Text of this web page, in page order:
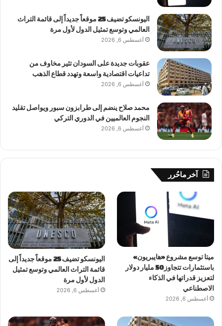
اليونسكو تضيف 25 موقعاً جديداً إلى قائمة التراث
العالمي وتوسع تمثيل الدول لأول مرة
أغسطس 6, 2026
عقوبات جديدة على السودان تثير مخاوف من
تداعيات اقتصادية واسعة وتهدد قطاع الذهب
أغسطس 6, 2026
محمد صلاح ينضم إلى طرابزون سبور ويواصل تقليد
النجوم العالميين في الدوري التركي
أغسطس 6, 2026
آخر ماحُرر
ميتا توسع مشروع «هايبريون»
باستثمارات تتجاوز 50 مليار دولار
لتعزيز قدراتها في الذكاء
الاصطناعي
أغسطس 6, 2026
اليونسكو تضيف 25 موقعاً جديداً إلى
قائمة التراث العالمي وتوسع تمثيل
الدول لأول مرة
أغسطس 6, 2026